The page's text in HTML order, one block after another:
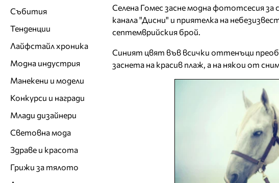
Селена Гомес засне модна фототсесия за
канала "Дисни" и приятелка на
септемврийския брой.
Синият цвят във всички оттенъци
заснета на красив плаж, а на някои от
Събития
Тенденции
Лайфстайл хроника
Модна индустрия
Манекени и модели
Конкурси и награди
Млади дизайнери
Световна мода
Здраве и красота
Грижи за тялото